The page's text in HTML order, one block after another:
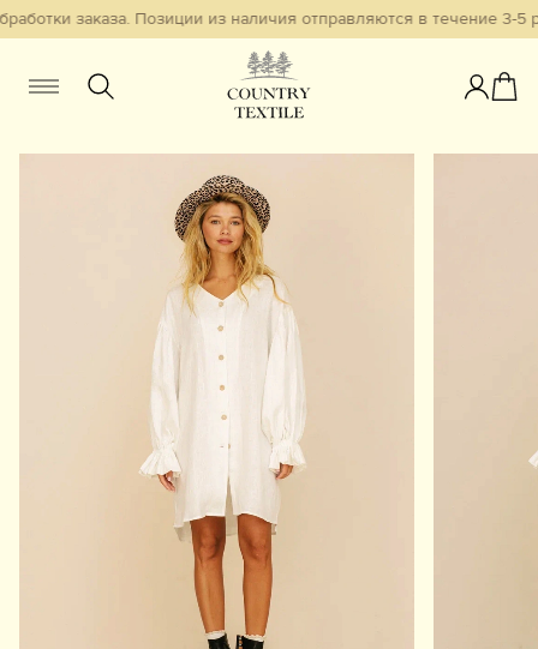
заказа. Позиции из наличия отправляются в течение 3-5
МужчинамДетям
Бестселлеры